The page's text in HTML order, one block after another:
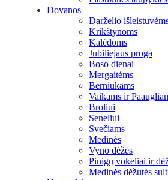
Dovanos
Darželio
Krikštynoms
Kalėdoms
Jubiliejaus proga
Boso dienai
Mergaitėms
Berniukams
Vaikams ir
Broliui
Seneliui
Svečiams
Medinės
Vyno dėžės
Pinigų vokeliai ir
Medinės dėžutės